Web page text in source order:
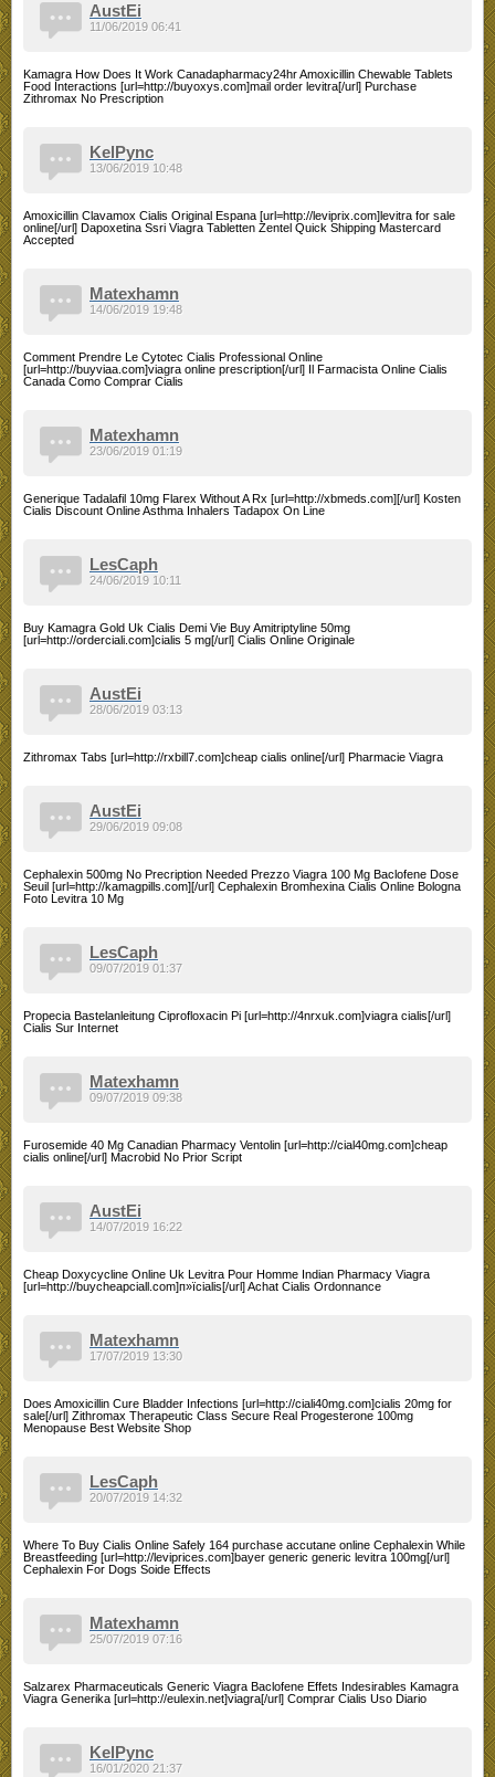
AustEi
Kamagra How Does It Work Canadapharmacy24hr Amoxicillin Chewable Tablets
Food Interactions [url=http://buyoxys.com]mail order levitra[/url] Purchase
Zithromax No Prescription
11/06/2019 06:41
KelPync
Amoxicillin Clavamox Cialis Original Espana [url=http://leviprix.com]levitra for sale
online[/url] Dapoxetina Ssri Viagra Tabletten Zentel Quick Shipping Mastercard
Accepted
13/06/2019 10:48
Matexhamn
Comment Prendre Le Cytotec Cialis Professional Online
[url=http://buyviaa.com]viagra online prescription[/url] Il Farmacista Online Cialis
Canada Como Comprar Cialis
14/06/2019 19:48
Matexhamn
Generique Tadalafil 10mg Flarex Without A Rx [url=http://xbmeds.com][/url] Kosten
Cialis Discount Online Asthma Inhalers Tadapox On Line
23/06/2019 01:19
LesCaph
Buy Kamagra Gold Uk Cialis Demi Vie Buy Amitriptyline 50mg
[url=http://orderciali.com]cialis 5 mg[/url] Cialis Online Originale
24/06/2019 10:11
AustEi
Zithromax Tabs [url=http://rxbill7.com]cheap cialis online[/url] Pharmacie Viagra
28/06/2019 03:13
AustEi
Cephalexin 500mg No Precription Needed Prezzo Viagra 100 Mg Baclofene Dose
Seuil [url=http://kamagpills.com][/url] Cephalexin Bromhexina Cialis Online Bologna
Foto Levitra 10 Mg
29/06/2019 09:08
LesCaph
Propecia Bastelanleitung Ciprofloxacin Pi [url=http://4nrxuk.com]viagra cialis[/url]
Cialis Sur Internet
09/07/2019 01:37
Matexhamn
Furosemide 40 Mg Canadian Pharmacy Ventolin [url=http://cial40mg.com]cheap
cialis online[/url] Macrobid No Prior Script
09/07/2019 09:38
AustEi
Cheap Doxycycline Online Uk Levitra Pour Homme Indian Pharmacy Viagra
[url=http://buycheapciall.com]п»їcialis[/url] Achat Cialis Ordonnance
14/07/2019 16:22
Matexhamn
Does Amoxicillin Cure Bladder Infections [url=http://ciali40mg.com]cialis 20mg for
sale[/url] Zithromax Therapeutic Class Secure Real Progesterone 100mg
Menopause Best Website Shop
17/07/2019 13:30
LesCaph
Where To Buy Cialis Online Safely 164 purchase accutane online Cephalexin While
Breastfeeding [url=http://leviprices.com]bayer generic generic levitra 100mg[/url]
Cephalexin For Dogs Soide Effects
20/07/2019 14:32
Matexhamn
Salzarex Pharmaceuticals Generic Viagra Baclofene Effets Indesirables Kamagra
Viagra Generika [url=http://eulexin.net]viagra[/url] Comprar Cialis Uso Diario
25/07/2019 07:16
KelPync
16/01/2020 21:37